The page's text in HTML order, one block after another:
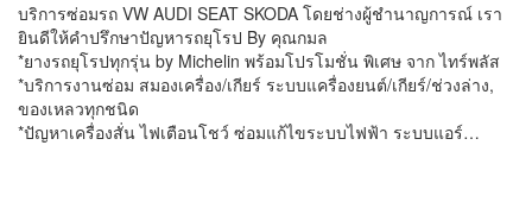
บริการซ่อมรถ VW AUDI SEAT SKODA โดยช่างผู้ชำนาญการณ์ เรา
ยินดีให้คำปรึกษาปัญหารถยุโรป By คุณกมล
ั*ยางรถยุโรปทุกรุ่น by Michelin พร้อมโปรโมชั่น พิเศษ จาก ไทร์พลัส
*บริการงานซ่อม สมองเครื่อง/เกียร์ ระบบแครื่องยนต์/เกียร์/ช่วงล่าง,
ของเหลวทุกชนิด
*ปัญหาเครื่องสั่น ไฟเตือนโชว์ ซ่อมแก้ไขระบบไฟฟ้า ระบบแอร์…